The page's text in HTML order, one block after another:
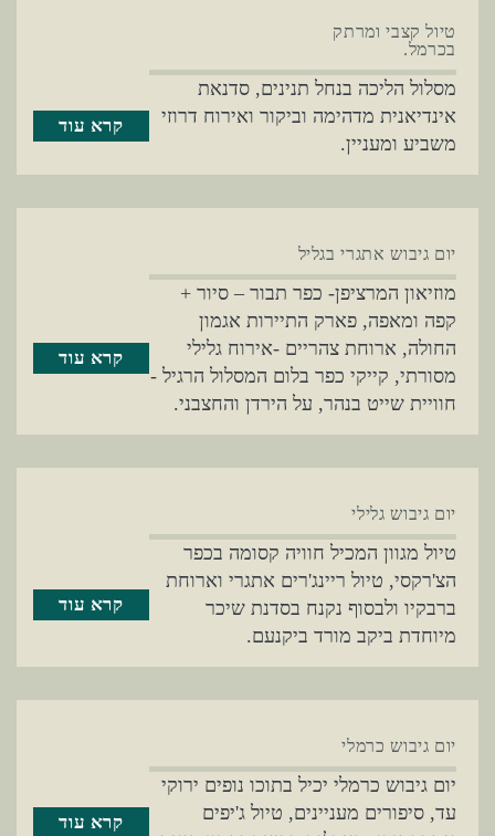
טיול קצבי ומרתק
בכרמל.
מסלול הליכה בנחל תנינים, סדנאת
אינדיאנית מדהימה וביקור ואירוח דרוזי
משביע ומעניין.
קרא עוד
יום גיבוש אתגרי בגליל
מוזיאון המרציפן- כפר תבור – סיור +
קפה ומאפה, פארק התיירות אגמון
החולה, ארוחת צהריים -אירוח גלילי
מסורתי, קייקי כפר בלום המסלול הרגיל -
חוויית שייט בנהר, על הירדן והחצבני.
קרא עוד
יום גיבוש גלילי
טיול מגוון המכיל חוויה קסומה בכפר
הצ'רקסי, טיול ריינג'רים אתגרי וארוחת
ברבקיו ולבסוף נקנח בסדנת שיכר
מיוחדת ביקב מורד ביקנעם.
קרא עוד
יום גיבוש כרמלי
יום גיבוש כרמלי יכיל בתוכו נופים ירוקי
עד, סיפורים מעניינים, טיול ג'יפים
קרא עוד